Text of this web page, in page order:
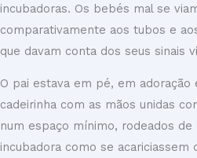
incubadoras. Os bebés mal se
comparativamente aos tubos e
que davam conta dos seus sinais
O pai estava em pé, em adoração
cadeirinha com as mãos unidas
num espaço mínimo, rodeados de
incubadora como se